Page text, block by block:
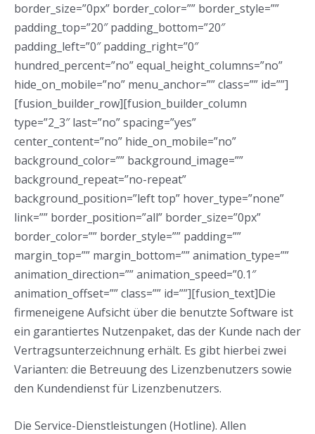
border_size=”0px” border_color=”” border_style=””
padding_top=”20″ padding_bottom=”20″
padding_left=”0″ padding_right=”0″
hundred_percent=”no” equal_height_columns=”no”
hide_on_mobile=”no” menu_anchor=”” class=”” id=””]
[fusion_builder_row][fusion_builder_column
type=”2_3″ last=”no” spacing=”yes”
center_content=”no” hide_on_mobile=”no”
background_color=”” background_image=””
background_repeat=”no-repeat”
background_position=”left top” hover_type=”none”
link=”” border_position=”all” border_size=”0px”
border_color=”” border_style=”” padding=””
margin_top=”” margin_bottom=”” animation_type=””
animation_direction=”” animation_speed=”0.1″
animation_offset=”” class=”” id=””][fusion_text]Die
firmeneigene Aufsicht über die benutzte Software ist
ein garantiertes Nutzenpaket, das der Kunde nach der
Vertragsunterzeichnung erhält. Es gibt hierbei zwei
Varianten: die Betreuung des Lizenzbenutzers sowie
den Kundendienst für Lizenzbenutzers.
Die Service-Dienstleistungen (Hotline). Allen